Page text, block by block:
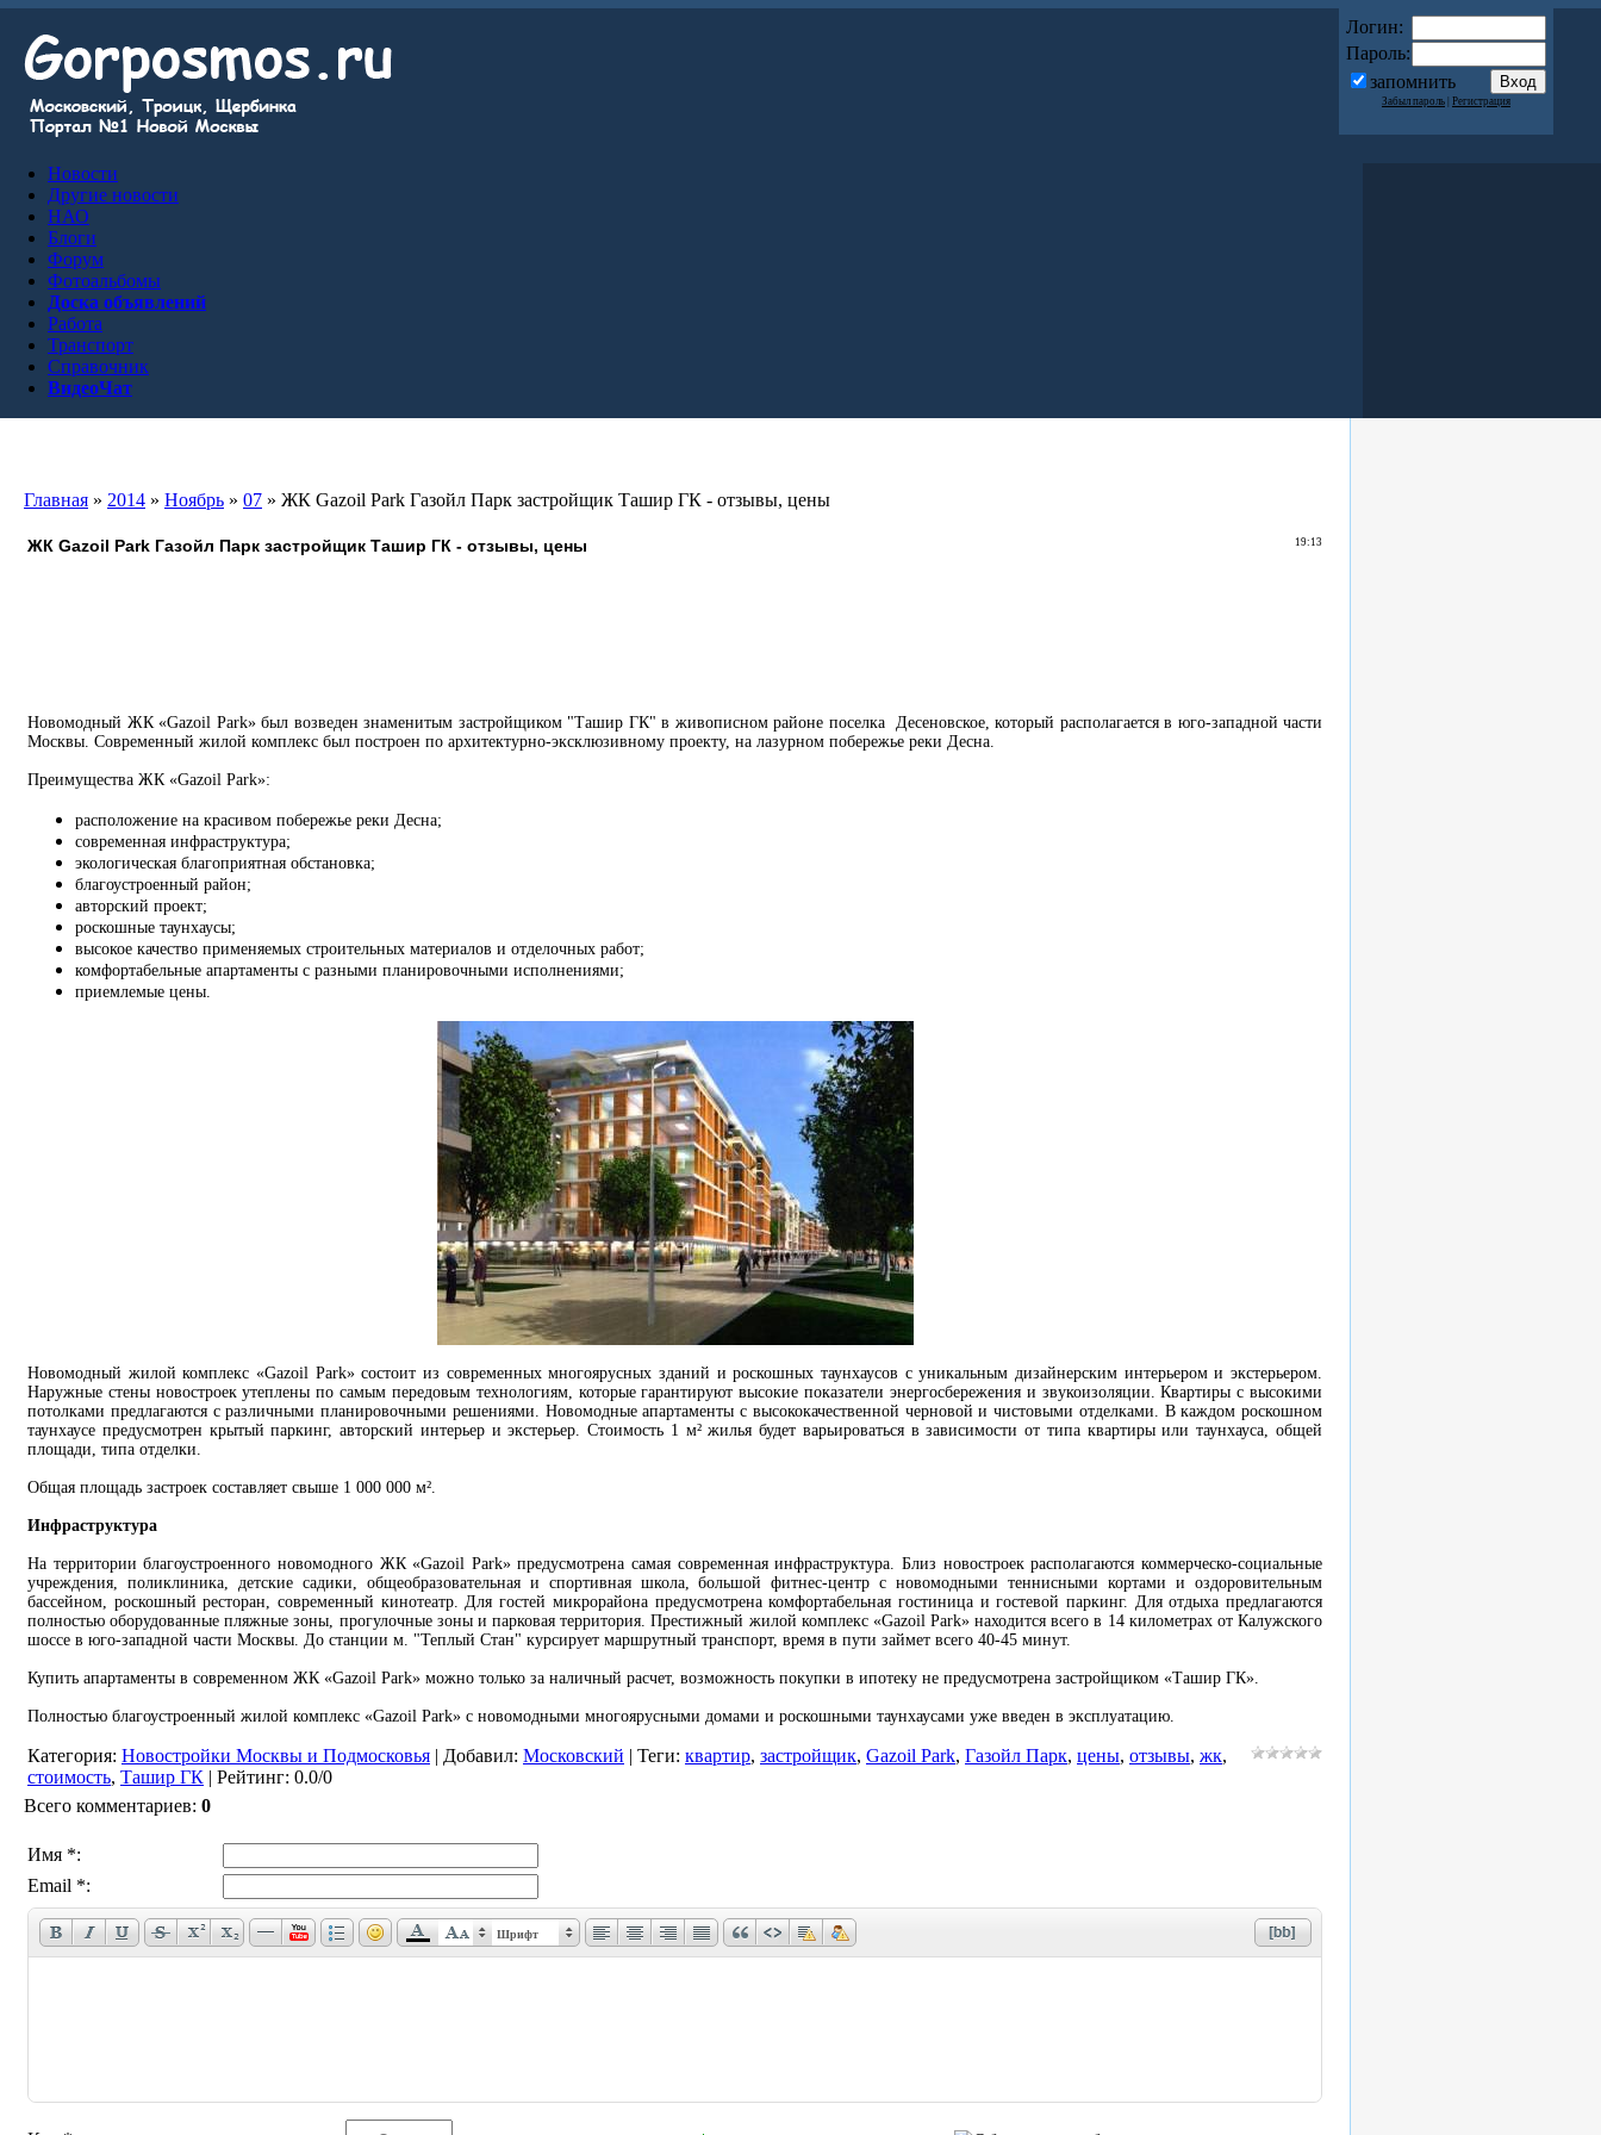
Логин:
Пароль:
запомнить
Забыл пароль Регистрация
Новости
Другие новости
НАО
Блоги
Форум
Фотоальбомы
Доска объявлений
Работа
Транспорт
Справочник
ВидеоЧат
Главная » 2014 » Ноябрь » 07 » ЖК Gazoil Park Газойл Парк застройщик Ташир ГК - отзывы, цены
19:13
ЖК Gazoil Park Газойл Парк застройщик Ташир ГК - отзывы, цены
Новомодный ЖК «Gazoil Park» был возведен знаменитым застройщиком "Ташир ГК" в живописном районе поселка Десеновское, который располагается в юго-западной части
Москвы. Современный жилой комплекс был построен по архитектурно-эксклюзивному проекту, на лазурном побережье реки Десна.
Преимущества ЖК «Gazoil Park»:
расположение на красивом побережье реки Десна;
современная инфраструктура;
экологическая благоприятная обстановка;
благоустроенный район;
авторский проект;
роскошные таунхаусы;
высокое качество применяемых строительных материалов и отделочных работ;
комфортабельные апартаменты с разными планировочными исполнениями;
приемлемые цены.
Новомодный жилой комплекс «Gazoil Park» состоит из современных многоярусных зданий и роскошных таунхаусов с уникальным дизайнерским интерьером и экстерьером.
Наружные стены новостроек утеплены по самым передовым технологиям, которые гарантируют высокие показатели энергосбережения и звукоизоляции. Квартиры с высокими
потолками предлагаются с различными планировочными решениями. Новомодные апартаменты с высококачественной черновой и чистовыми отделками. В каждом роскошном
таунхаусе предусмотрен крытый паркинг, авторский интерьер и экстерьер. Стоимость 1 м² жилья будет варьироваться в зависимости от типа квартиры или таунхауса, общей
площади, типа отделки.
Общая площадь застроек составляет свыше 1 000 000 м².
Инфраструктура
На территории благоустроенного новомодного ЖК «Gazoil Park» предусмотрена самая современная инфраструктура. Близ новостроек располагаются коммерческо-социальные
учреждения, поликлиника, детские садики, общеобразовательная и спортивная школа, большой фитнес-центр с новомодными теннисными кортами и оздоровительным
бассейном, роскошный ресторан, современный кинотеатр. Для гостей микрорайона предусмотрена комфортабельная гостиница и гостевой паркинг. Для отдыха предлагаются
полностью оборудованные пляжные зоны, прогулочные зоны и парковая территория. Престижный жилой комплекс «Gazoil Park» находится всего в 14 километрах от Калужского
шоссе в юго-западной части Москвы. До станции м. "Теплый Стан" курсирует маршрутный транспорт, время в пути займет всего 40-45 минут.
Купить апартаменты в современном ЖК «Gazoil Park» можно только за наличный расчет, возможность покупки в ипотеку не предусмотрена застройщиком «Ташир ГК».
Полностью благоустроенный жилой комплекс «Gazoil Park» с новомодными многоярусными домами и роскошными таунхаусами уже введен в эксплуатацию.
Категория: Новостройки Москвы и Подмосковья | Добавил: Московский | Теги: квартир, застройщик, Gazoil Park, Газойл Парк, цены, отзывы, жк,
стоимость, Ташир ГК | Рейтинг: 0.0/0
Всего комментариев: 0
Имя *:
Email *:
Шрифт